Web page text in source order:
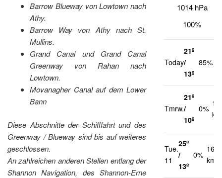
Barrow Blueway von Lowtown nach
Athy.
Barrow Way von Athy nach St.
Mullins.
Grand Canal und Grand Canal
Greenway von Rahan nach
Lowtown.
Movanagher Canal auf dem Lower
Bann
Diese Abschnitte der Schifffahrt und des
Greenway / Blueway sind bis auf weiteres
geschlossen.
An zahlreichen anderen Stellen entlang der
Shannon Navigation, des Shannon-Erne
1014 hPa
100%
Today
21º
/
13º
85%
Tmrw.
21º
/
10º
0%
12
Tue.
11
25º
/
13º
0%
16
km/h